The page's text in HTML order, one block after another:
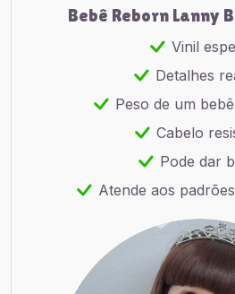
Bebê Reborn Lanny
Vinil
Detalhes
Peso de um
Cabelo
Pode dar
Atende aos